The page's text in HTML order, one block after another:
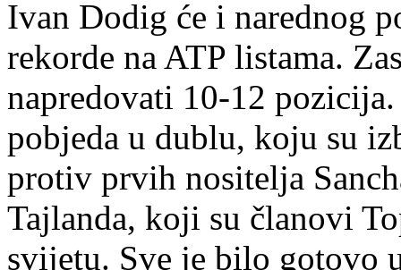
Ivan Dodig će i narednog
rekorde na ATP listama.
napredovati 10-12
pobjeda u dublu, koju su
protiv prvih nositelja
Tajlanda, koji su članovi
svijetu. Sve je bilo gotovo